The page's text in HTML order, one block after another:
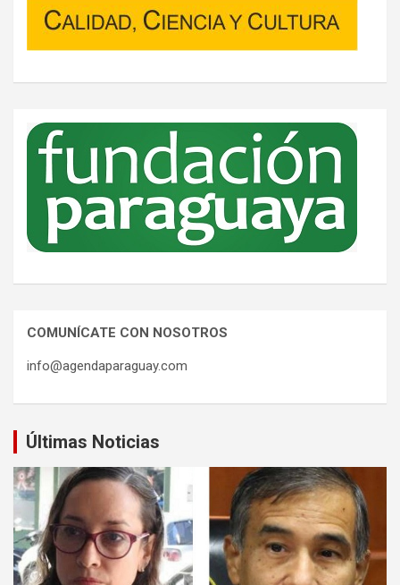
COMUNÍCATE CON NOSOTROS
info@agendaparaguay.com
Últimas Noticias